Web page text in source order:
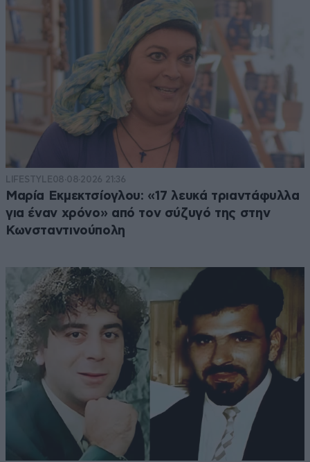
LIFESTYLE08·08·2026 21:36
Μαρία Εκμεκτσίογλου: «17 λευκά τριαντάφυλλα
για έναν χρόνο» από τον σύζυγό της στην
Κωνσταντινούπολη